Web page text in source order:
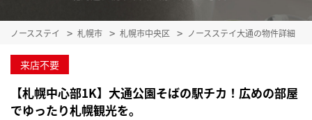
ノースステイ 札幌市 札幌市中央区 ノースステイ大通の物件詳細
来店不要
【札幌中心部1K】大通公園そばの駅チカ！広めの部屋
でゆったり札幌観光を。